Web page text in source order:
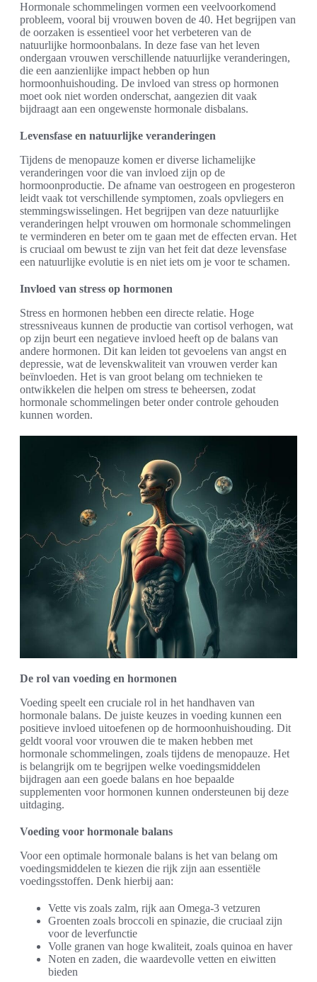
Hormonale schommelingen vormen een veelvoorkomend
probleem, vooral bij vrouwen boven de 40. Het begrijpen van
de oorzaken is essentieel voor het verbeteren van de
natuurlijke hormoonbalans. In deze fase van het leven
ondergaan vrouwen verschillende natuurlijke veranderingen,
die een aanzienlijke impact hebben op hun
hormoonhuishouding. De invloed van stress op hormonen
moet ook niet worden onderschat, aangezien dit vaak
bijdraagt aan een ongewenste hormonale disbalans.
Levensfase en natuurlijke veranderingen
Tijdens de menopauze komen er diverse lichamelijke
veranderingen voor die van invloed zijn op de
hormoonproductie. De afname van oestrogeen en progesteron
leidt vaak tot verschillende symptomen, zoals opvliegers en
stemmingswisselingen. Het begrijpen van deze natuurlijke
veranderingen helpt vrouwen om hormonale schommelingen
te verminderen en beter om te gaan met de effecten ervan. Het
is cruciaal om bewust te zijn van het feit dat deze levensfase
een natuurlijke evolutie is en niet iets om je voor te schamen.
Invloed van stress op hormonen
Stress en hormonen hebben een directe relatie. Hoge
stressniveaus kunnen de productie van cortisol verhogen, wat
op zijn beurt een negatieve invloed heeft op de balans van
andere hormonen. Dit kan leiden tot gevoelens van angst en
depressie, wat de levenskwaliteit van vrouwen verder kan
beïnvloeden. Het is van groot belang om technieken te
ontwikkelen die helpen om stress te beheersen, zodat
hormonale schommelingen beter onder controle gehouden
kunnen worden.
De rol van voeding en hormonen
Voeding speelt een cruciale rol in het handhaven van
hormonale balans. De juiste keuzes in voeding kunnen een
positieve invloed uitoefenen op de hormoonhuishouding. Dit
geldt vooral voor vrouwen die te maken hebben met
hormonale schommelingen, zoals tijdens de menopauze. Het
is belangrijk om te begrijpen welke voedingsmiddelen
bijdragen aan een goede balans en hoe bepaalde
supplementen voor hormonen kunnen ondersteunen bij deze
uitdaging.
Voeding voor hormonale balans
Voor een optimale hormonale balans is het van belang om
voedingsmiddelen te kiezen die rijk zijn aan essentiële
voedingsstoffen. Denk hierbij aan:
Vette vis zoals zalm, rijk aan Omega-3 vetzuren
Groenten zoals broccoli en spinazie, die cruciaal zijn
voor de leverfunctie
Volle granen van hoge kwaliteit, zoals quinoa en haver
Noten en zaden, die waardevolle vetten en eiwitten
bieden